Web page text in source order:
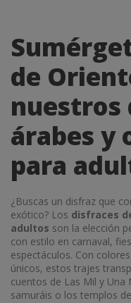
de
nuestros
árabes y
para
¿Buscas un disfraz que
exótico? Los disfraces
adultos son la elección
con estilo en carnaval,
espectáculos. Con
únicos, estos trajes
cuentos de Las Mil y Una
samuráis o los templos